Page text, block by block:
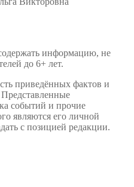
информацию, не
до 6+ лет.
приведённых фактов и
событий и прочие
являются его личной
с позицией редакции.